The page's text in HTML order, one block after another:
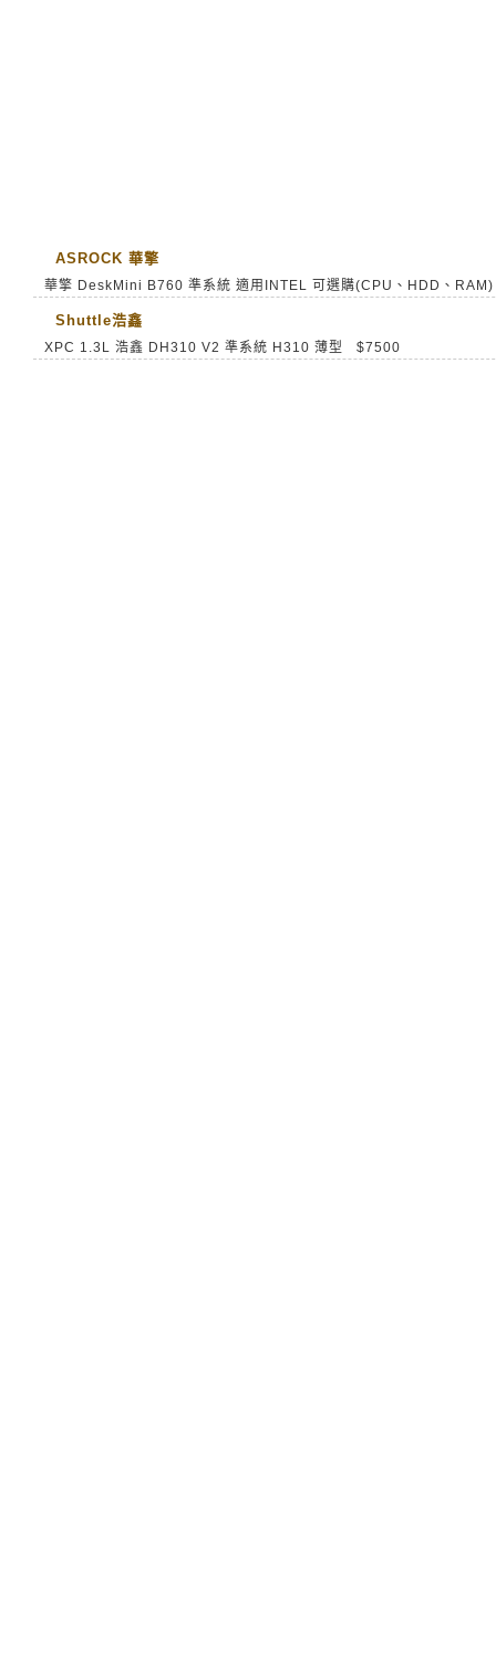
ASROCK 華擎
華擎 DeskMini B760 準系統 適用INTEL 可選購(CPU、HDD、
Shuttle浩鑫
XPC 1.3L 浩鑫 DH310 V2 準系統 H310 薄型 $7500